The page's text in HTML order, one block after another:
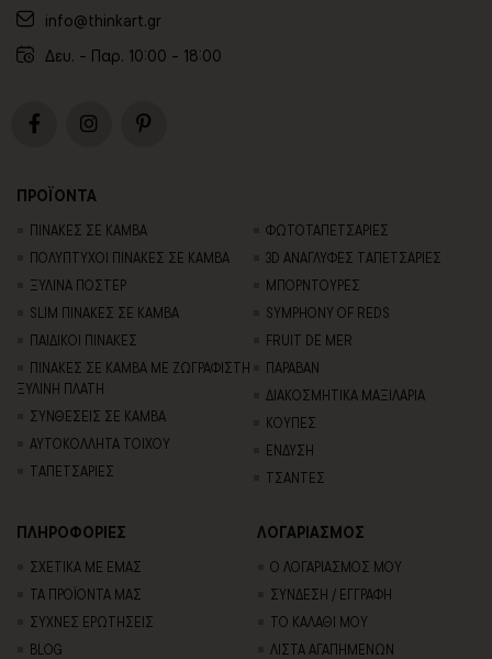
info@thinkart.gr
Δευ. - Παρ. 10:00 - 18:00
ΠΡΟΪΟΝΤΑ
ΠΙΝΑΚΕΣ ΣΕ ΚΑΜΒΑ
ΠΟΛΥΠΤΥΧΟΙ ΠΙΝΑΚΕΣ ΣΕ ΚΑΜΒΑ
ΞΥΛΙΝΑ ΠΟΣΤΕΡ
SLIM ΠΙΝΑΚΕΣ ΣΕ ΚΑΜΒΑ
ΠΑΙΔΙΚΟΙ ΠΙΝΑΚΕΣ
ΠΙΝΑΚΕΣ ΣΕ ΚΑΜΒΑ ΜΕ ΖΩΓΡΑΦΙΣΤΗ
ΞΥΛΙΝΗ ΠΛΑΤΗ
ΣΥΝΘΕΣΕΙΣ ΣΕ ΚΑΜΒΑ
ΑΥΤΟΚΟΛΛΗΤΑ ΤΟΙΧΟΥ
TΑΠΕΤΣΑΡΙΕΣ
ΦΩΤΟΤΑΠΕΤΣΑΡΙΕΣ
3D AΝΑΓΛΥΦΕΣ TΑΠΕΤΣΑΡΙΕΣ
ΜΠΟΡΝΤΟΥΡΕΣ
SYMPHONY OF REDS
FRUIT DE MER
ΠΑΡΑΒΑΝ
ΔΙΑΚΟΣΜΗΤΙΚΑ ΜΑΞΙΛΑΡΙΑ
ΚΟΥΠΕΣ
ΕΝΔΥΣΗ
ΤΣΑΝΤΕΣ
ΠΛΗΡΟΦΟΡΙΕΣ
ΣΧΕΤΙΚΑ ΜΕ ΕΜΑΣ
ΤΑ ΠΡΟΪΟΝΤΑ ΜΑΣ
ΣΥΧΝΕΣ ΕΡΩΤΗΣΕΙΣ
BLOG
ΛΟΓΑΡΙΑΣΜΟΣ
Ο ΛΟΓΑΡΙΑΣΜΟΣ ΜΟΥ
ΣΥΝΔΕΣΗ / ΕΓΓΡΑΦΗ
ΤΟ ΚΑΛΑΘΙ ΜΟΥ
ΛΙΣΤΑ ΑΓΑΠΗΜΕΝΩΝ